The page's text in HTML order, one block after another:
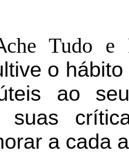
che Tudo e
o
ao
suas
a cada